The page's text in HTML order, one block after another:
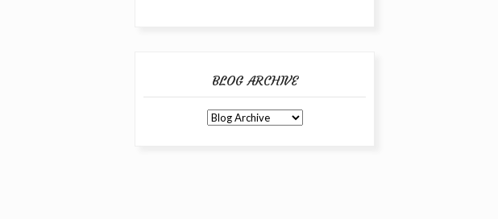
BLOG ARCHIVE